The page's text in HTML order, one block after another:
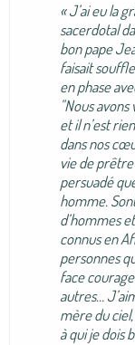
« J’ai eu la
sacerdotal
bon pape
faisait
en phase
"Nous
et il n’est
dans nos
vie de prêtre
persuadé
homme.
d’hommes
connus en
personnes
face
autres…
mère du
à qui je dois